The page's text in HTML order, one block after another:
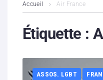
Contenus litigieux
Boutique
Accueil Air France
Étiquette :
ASSOS. LGBT